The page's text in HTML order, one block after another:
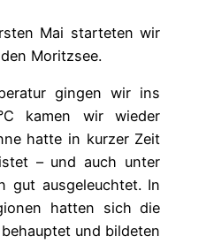
Mai starteten wir
Moritzsee.
gingen wir ins
kamen wir wieder
hatte in kurzer Zeit
– und auch unter
gut ausgeleuchtet. In
hatten sich die
und bildeten